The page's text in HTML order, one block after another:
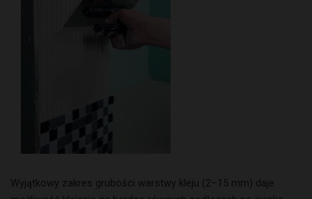
Wyjątkowy zakres grubości warstwy kleju (2–15 mm) daje